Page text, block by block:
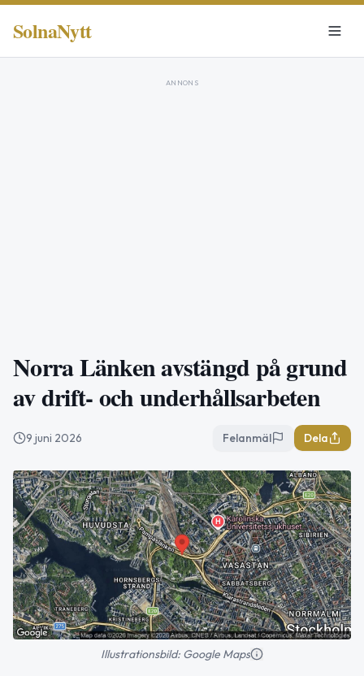
SolnaNytt
ANNONS
Norra Länken avstängd på grund
av drift- och underhållsarbeten
9 juni 2026 Felanmäl Dela
Illustrationsbild: Google Maps